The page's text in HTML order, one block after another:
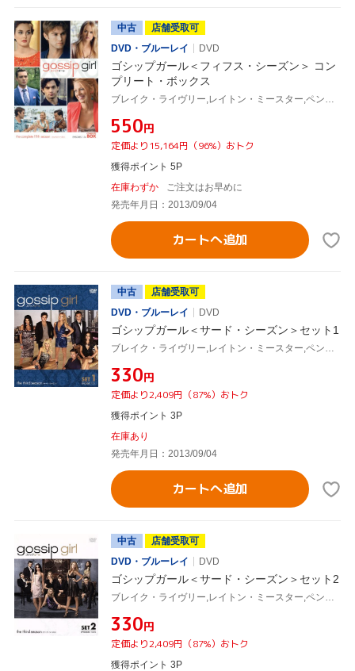
中古
店舗受取可
DVD・ブルーレイ
DVD
ゴシップガール＜フィフス・シーズン＞ コン
プリート・ボックス
ブレイク・ライヴリー,レイトン・ミースター,ペン・バッジリー,セシリー・フォン・ジーゲザー(原作)
¥550円
定価より15,164円（96%）おトク
獲得ポイント 5P
在庫わずか
ご注文はお早めに
発売年月日：2013/09/04
カートへ追加
中古
店舗受取可
DVD・ブルーレイ
DVD
ゴシップガール＜サード・シーズン＞セット1
ブレイク・ライヴリー,レイトン・ミースター,ペン・バッジリー,セシリー・フォン・ジーゲザー(原作)
¥330円
定価より2,409円（87%）おトク
獲得ポイント 3P
在庫あり
発売年月日：2013/09/04
カートへ追加
中古
店舗受取可
DVD・ブルーレイ
DVD
ゴシップガール＜サード・シーズン＞セット2
ブレイク・ライヴリー,レイトン・ミースター,ペン・バッジリー,セシリー・フォン・ジーゲザー(原作)
¥330円
定価より2,409円（87%）おトク
獲得ポイント 3P